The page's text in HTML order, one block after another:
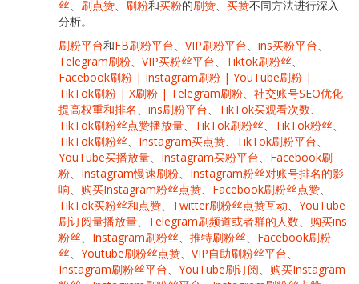
丝、 刷点赞、 刷粉和买粉的刷赞、 买赞不同方法进行深入
分析。
刷粉平台和FB刷粉平台、 VIP刷粉平台、 ins买粉平台、
Telegram刷粉、 VIP买粉丝平台、 Tiktok刷粉丝、
Facebook刷粉 | Instagram刷粉 | YouTube刷粉 |
TikTok刷粉 | X刷粉 | Telegram刷粉、 社交账号SEO优化
提高权重和排名、 ins刷粉平台、 TikTok买观看次数、
TikTok刷粉丝点赞播放量、 TikTok刷粉丝、 TikTok粉丝、
TikTok刷粉丝、 Instagram买点赞、 TikTok刷粉平台、
YouTube买播放量、 Instagram买粉平台、 Facebook刷
粉、 Instagram慢速刷粉、 Instagram粉丝对账号排名的影
响、 购买Instagram粉丝点赞、 Facebook刷粉丝点赞、
TikTok买粉丝和点赞、 Twitter刷粉丝点赞互动、 YouTube
刷订阅量播放量、 Telegram刷频道或者群的人数、 购买ins
粉丝、 Instagram刷粉丝、 推特刷粉丝、 Facebook刷粉
丝、 Youtube刷粉丝点赞、 VIP自助刷粉丝平台、
Instagram刷粉丝平台、 YouTube刷订阅、 购买Instagram